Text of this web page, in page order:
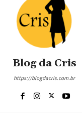
Blog da Cris
https://blogdacris.com.br